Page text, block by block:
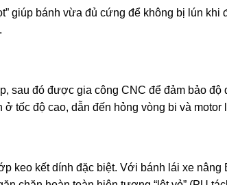
giúp bánh vừa đủ cứng để không bị lún khi
sau đó được gia công CNC để đảm bảo độ
tốc độ cao, dẫn đến hỏng vòng bi và motor
keo kết dính đặc biệt. Với bánh lái xe nâng